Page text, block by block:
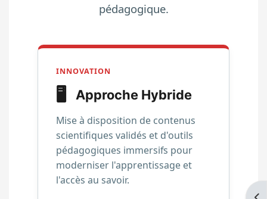
pédagogique.
INNOVATION
🖥️ Approche Hybride
Mise à disposition de contenus
scientifiques validés et d'outils
pédagogiques immersifs pour
moderniser l'apprentissage et
l'accès au savoir.